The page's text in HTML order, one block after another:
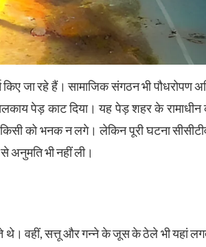
जा रहे हैं। सामाजिक संगठन भी पौधरोपण
पेड़ काट दिया। यह पेड़ शहर के
को भनक न लगे। लेकिन पूरी घटना
अनुमति भी नहीं ली।
थे। वहीं, सत्तू और गन्ने के जूस के ठेले भी यहां